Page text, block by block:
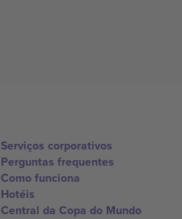
Serviços corporativos
Perguntas frequentes
Como funciona
Hotéis
Central da Copa do Mundo